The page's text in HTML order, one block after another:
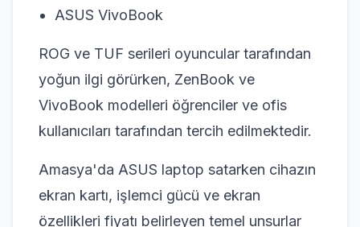
ASUS VivoBook
ROG ve TUF serileri oyuncular tarafından
yoğun ilgi görürken, ZenBook ve
VivoBook modelleri öğrenciler ve ofis
kullanıcıları tarafından tercih edilmektedir.
Amasya'da ASUS laptop satarken cihazın
ekran kartı, işlemci gücü ve ekran
özellikleri fiyatı belirleyen temel unsurlar